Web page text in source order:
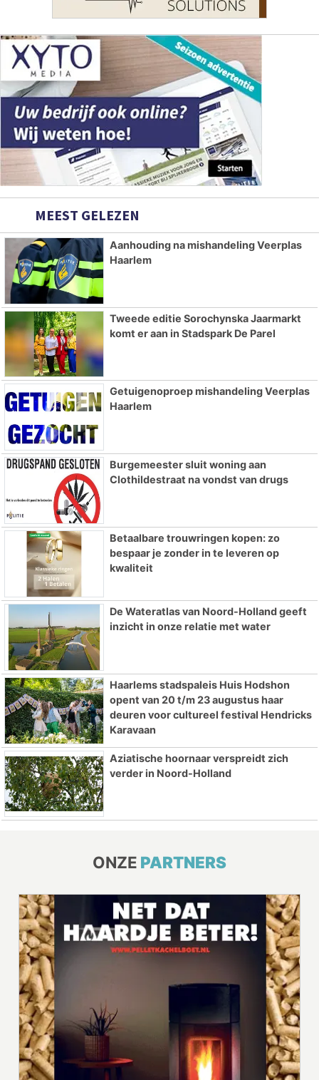
MEEST GELEZEN
Aanhouding na mishandeling Veerplas
Haarlem
Tweede editie Sorochynska Jaarmarkt
komt er aan in Stadspark De Parel
Getuigenoproep mishandeling Veerplas
Haarlem
Burgemeester sluit woning aan
Clothildestraat na vondst van drugs
Betaalbare trouwringen kopen: zo
bespaar je zonder in te leveren op
kwaliteit
De Wateratlas van Noord-Holland geeft
inzicht in onze relatie met water
Haarlems stadspaleis Huis Hodshon
opent van 20 t/m 23 augustus haar
deuren voor cultureel festival Hendricks
Karavaan
Aziatische hoornaar verspreidt zich
verder in Noord-Holland
ONZE PARTNERS